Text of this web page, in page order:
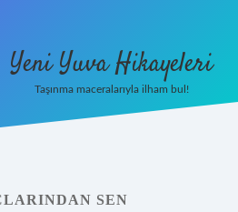
Yeni Yuva Hikayeleri
Taşınma maceralarıyla ilham bul!
SEN